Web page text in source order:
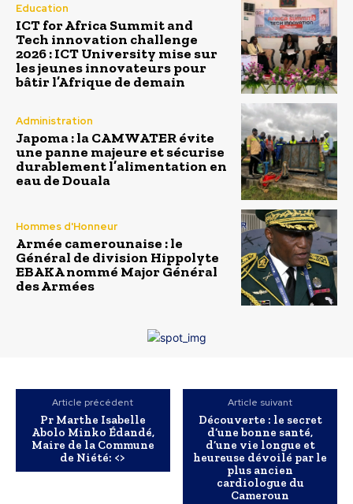
Education
ICT for Africa Summit and
Tech innovation challenge
2026 : ICT University mise sur
les jeunes innovateurs pour
bâtir l’Afrique de demain
Administration
Japoma : la CAMWATER évite
une panne majeure et sécurise
durablement l’alimentation en
eau de Douala
Hommes d'Honneur
Armée camerounaise : le
Général de division Hippolyte
EBAKA nommé Major Général
des Armées
Article précédent
Pr Marthe Isabelle
Abolo Minko Édandé,
Maire de la Commune
de Niété: <>
Article suivant
Découverte : le secret
d’une bonne santé,
d’une vie longue et
heureuse dévoilé par le
plus ancien
cardiologue du
Cameroun